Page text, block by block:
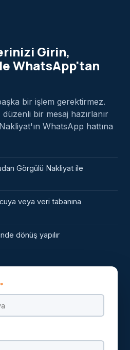
Girin,
WhatsApp'tan
bir işlem gerektirmez.
bir mesaj hazırlanır
WhatsApp hattına
Görgülü Nakliyat ile
veya veri tabanına
dönüş yapılır
*